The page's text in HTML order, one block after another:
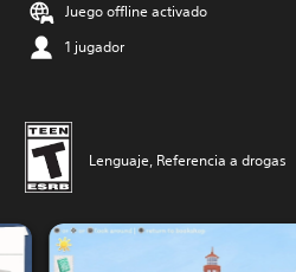
Juego offline activado
1 jugador
Lenguaje, Referencia a drogas